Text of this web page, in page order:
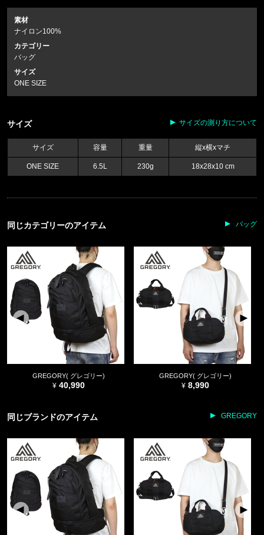
素材
ナイロン100%
カテゴリー
バッグ
サイズ
ONE SIZE
サイズ サイズの測り方について
サイズ 容量 重量 縦x横xマチ
ONE SIZE 6.5L 230g 18x28x10 cm
同じカテゴリーのアイテム バッグ
GREGORY( グレゴリー)
40,990
GREGORY( グレゴリー)
8,990
同じブランドのアイテム GREGORY